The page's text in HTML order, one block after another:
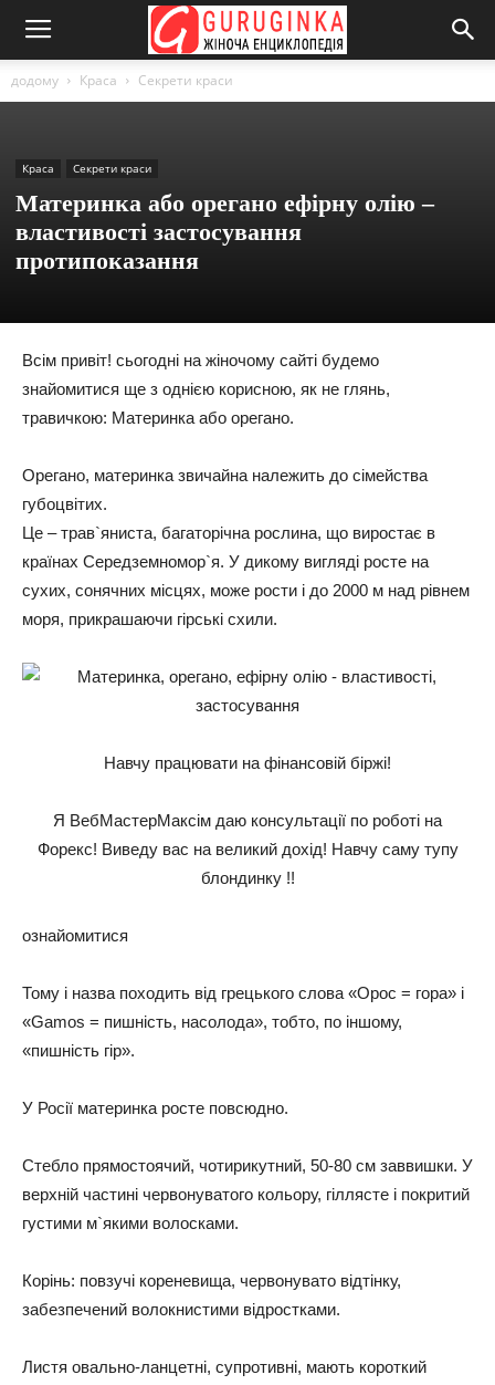
додому Краса Секрети краси
Краса Секрети краси
Материнка або орегано ефірну олію –
властивості застосування
протипоказання
Всім привіт! сьогодні на жіночому сайті будемо
знайомитися ще з однією корисною, як не глянь,
травичкою: Материнка або орегано.
Орегано, материнка звичайна належить до сімейства
губоцвітих.
Це – трав`яниста, багаторічна рослина, що виростає в
країнах Середземномор`я. У дикому вигляді росте на
сухих, сонячних місцях, може рости і до 2000 м над рівнем
моря, прикрашаючи гірські схили.
Навчу працювати на фінансовій біржі!
Я ВебМастерМаксім даю консультації по роботі на
Форекс! Виведу вас на великий дохід! Навчу саму тупу
блондинку !!
ознайомитися
Тому і назва походить від грецького слова «Орос = гора» і
«Gamos = пишність, насолода», тобто, по іншому,
«пишність гір».
У Росії материнка росте повсюдно.
Стебло прямостоячий, чотирикутний, 50-80 см заввишки. У
верхній частині червонуватого кольору, гіллясте і покритий
густими м`якими волосками.
Корінь: повзучі кореневища, червонувато відтінку,
забезпечений волокнистими відростками.
Листя овально-ланцетні, супротивні, мають короткий